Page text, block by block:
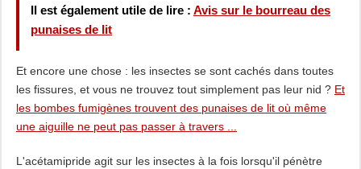
Il est également utile de lire : Avis sur le bourreau des
punaises de lit
Et encore une chose : les insectes se sont cachés dans toutes
les fissures, et vous ne trouvez tout simplement pas leur nid ? Et
les bombes fumigènes trouvent des punaises de lit où même
une aiguille ne peut pas passer à travers ...
L'acétamipride agit sur les insectes à la fois lorsqu'il pénètre